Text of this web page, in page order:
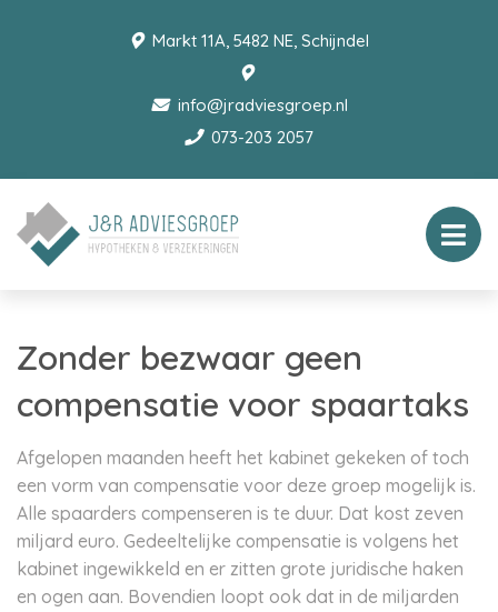
Markt 11A, 5482 NE, Schijndel
info@jradviesgroep.nl
073-203 2057
Zonder bezwaar geen
compensatie voor spaartaks
Afgelopen maanden heeft het kabinet gekeken of toch
een vorm van compensatie voor deze groep mogelijk is.
Alle spaarders compenseren is te duur. Dat kost zeven
miljard euro. Gedeeltelijke compensatie is volgens het
kabinet ingewikkeld en er zitten grote juridische haken
en ogen aan. Bovendien loopt ook dat in de miljarden